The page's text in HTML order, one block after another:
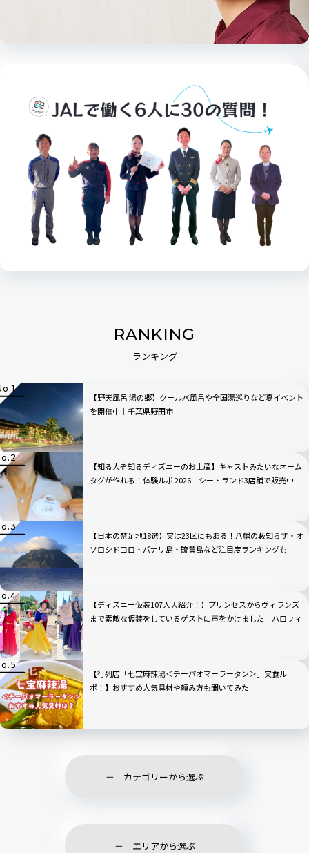
RANKING
ランキング
【野天風呂 湯の郷】クール水風呂や全国湯巡りなど夏イベント
を開催中｜千葉県野田市
【知る人ぞ知るディズニーのお土産】キャストみたいなネーム
タグが作れる！体験ルポ 2026｜シー・ランド3店舗で販売中
【日本の禁足地18選】実は23区にもある！八幡の藪知らず・オ
ソロシドコロ・パナリ島・硫黄島など注目度ランキングも
【ディズニー仮装107人大紹介！】プリンセスからヴィランズ
まで素敵な仮装をしているゲストに声をかけました｜ハロウィ
【行列店「七宝麻辣湯＜チーパオマーラータン＞」実食ル
ポ！】おすすめ人気具材や頼み方も聞いてみた
カテゴリーから選ぶ
エリアから選ぶ